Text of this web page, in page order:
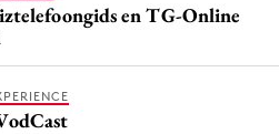
en TG-Online